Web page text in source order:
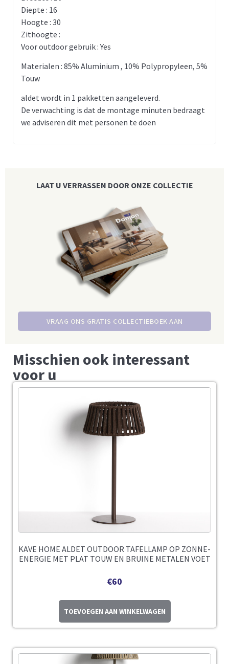
Diepte : 16
Hoogte : 30
Zithoogte :
Voor outdoor gebruik : Yes
Materialen : 85% Aluminium , 10% Polypropyleen, 5%
Touw
aldet wordt in 1 pakketten aangeleverd.
De verwachting is dat de montage minuten bedraagt
we adviseren dit met personen te doen
LAAT U VERRASSEN DOOR ONZE COLLECTIE
VRAAG ONS GRATIS COLLECTIEBOEK AAN
Misschien ook interessant
voor u
KAVE HOME ALDET OUTDOOR TAFELLAMP OP ZONNE-
ENERGIE MET PLAT TOUW EN BRUINE METALEN VOET
€60
TOEVOEGEN AAN WINKELWAGEN